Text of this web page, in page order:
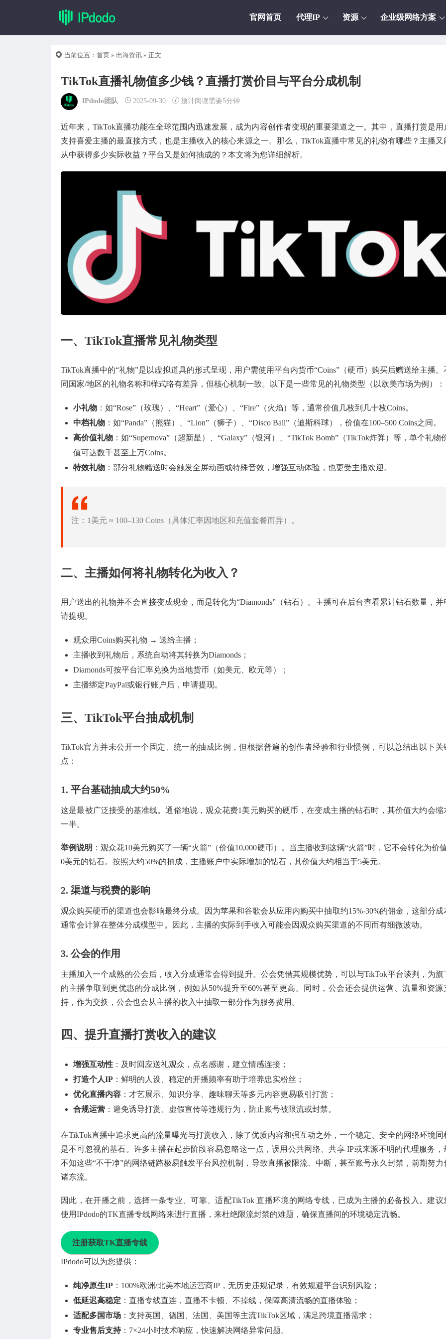
官网首页 代理IP 资源 企业级网络方案
当前位置： 首页 » 出海资讯 » 正文
TikTok直播礼物值多少钱？直播打赏价目与平台分成机制
IPdodo团队 2025-09-30 预计阅读需要5分钟
近年来，TikTok直播功能在全球范围内迅速发展，成为内容创作者变现的重要渠道之一。其中，直播打赏是用
支持喜爱主播的最直接方式，也是主播收入的核心来源之一。那么，TikTok直播中常见的礼物有哪些？主播又
从中获得多少实际收益？平台又是如何抽成的？本文将为您详细解析。
一、TikTok直播常见礼物类型
TikTok直播中的“礼物”是以虚拟道具的形式呈现，用户需使用平台内货币“Coins”（硬币）购买后赠送给主播。
同国家/地区的礼物名称和样式略有差异，但核心机制一致。以下是一些常见的礼物类型（以欧美市场为例）：
小礼物 ：如“Rose”（玫瑰）、“Heart”（爱心）、“Fire”（火焰）等，通常价值几枚到几十枚Coins。
中档礼物 ：如“Panda”（熊猫）、“Lion”（狮子）、“Disco Ball”（迪斯科球），价值在100–500 Coins之间。
高价值礼物 ：如“Supernova”（超新星）、“Galaxy”（银河）、“TikTok Bomb”（TikTok炸弹）等，单个礼物
值可达数千甚至上万Coins。
特效礼物 ：部分礼物赠送时会触发全屏动画或特殊音效，增强互动体验，也更受主播欢迎。
注：1美元 ≈ 100–130 Coins（具体汇率因地区和充值套餐而异）。
二、主播如何将礼物转化为收入？
用户送出的礼物并不会直接变成现金，而是转化为“Diamonds”（钻石）。主播可在后台查看累计钻石数量，并
请提现。
观众用Coins购买礼物 → 送给主播；
主播收到礼物后，系统自动将其转换为Diamonds；
Diamonds可按平台汇率兑换为当地货币（如美元、欧元等）；
主播绑定PayPal或银行账户后，申请提现。
三、TikTok平台抽成机制
TikTok官方并未公开一个固定、统一的抽成比例，但根据普遍的创作者经验和行业惯例，可以总结出以下关
点：
1. 平台基础抽成大约50%
这是最被广泛接受的基准线。通俗地说，观众花费1美元购买的硬币，在变成主播的钻石时，其价值大约会缩
一半。
举例说明 ：观众花10美元购买了一辆“火箭”（价值10,000硬币）。当主播收到这辆“火箭”时，它不会转化为价
0美元的钻石。按照大约50%的抽成，主播账户中实际增加的钻石，其价值大约相当于5美元。
2. 渠道与税费的影响
观众购买硬币的渠道也会影响最终分成。因为苹果和谷歌会从应用内购买中抽取约15%-30%的佣金，这部分成
通常会计算在整体分成模型中。因此，主播的实际到手收入可能会因观众购买渠道的不同而有细微波动。
3. 公会的作用
主播加入一个成熟的公会后，收入分成通常会得到提升。公会凭借其规模优势，可以与TikTok平台谈判，为旗
的主播争取到更优惠的分成比例，例如从50%提升至60%甚至更高。同时，公会还会提供运营、流量和资源
持，作为交换，公会也会从主播的收入中抽取一部分作为服务费用。
四、提升直播打赏收入的建议
增强互动性 ：及时回应送礼观众，点名感谢，建立情感连接；
打造个人IP ：鲜明的人设、稳定的开播频率有助于培养忠实粉丝；
优化直播内容 ：才艺展示、知识分享、趣味聊天等多元内容更易吸引打赏；
合规运营 ：避免诱导打赏、虚假宣传等违规行为，防止账号被限流或封禁。
在TikTok直播中追求更高的流量曝光与打赏收入，除了优质内容和强互动之外，一个稳定、安全的网络环境同
是不可忽视的基石。许多主播在起步阶段容易忽略这一点，误用公共网络、共享 IP或来源不明的代理服务，
不知这些“不干净”的网络链路极易触发平台风控机制，导致直播被限流、中断，甚至账号永久封禁，前期努力
诸东流。
因此，在开播之前，选择一条专业、可靠、适配TikTok 直播环境的网络专线，已成为主播的必备投入。建议
使用IPdodo的TK直播专线网络来进行直播，来杜绝限流封禁的难题，确保直播间的环境稳定流畅。
注册获取TK直播专线
IPdodo可以为您提供：
纯净原生IP ：100%欧洲/北美本地运营商IP，无历史违规记录，有效规避平台识别风险；
低延迟高稳定 ：直播专线直连，直播不卡顿、不掉线，保障高清流畅的直播体验；
适配多国市场 ：支持英国、德国、法国、美国等主流TikTok区域，满足跨境直播需求；
专业售后支持：7×24小时技术响应，快速解决网络异常问题。